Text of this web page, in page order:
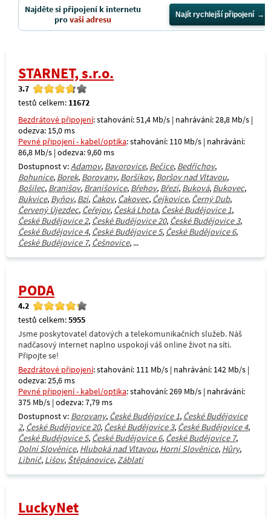
Najděte si připojení k internetu
provaši adresu Najít rychlejší připojení
STARNET, s.r.o.
3.7
testů celkem: 11672
Bezdrátové připojení: stahování: 51,4 Mb/s | nahrávání: 28,8 Mb/s |
odezva: 15,0 ms
Pevné připojení - kabel/optika: stahování: 110 Mb/s | nahrávání:
86,8 Mb/s | odezva: 9,60 ms
Dostupnost v:Adamov, Bavorovice, Bečice, Bedřichov,
Bohunice, Borek, Borovany, Boršíkov, Boršov nad Vltavou,
Bošilec, Branišov, Branišovice, Břehov, Březí, Buková, Bukovec,
Bukvice, Byňov, Bzí, Čakov, Čakovec, Čejkovice, Černý Dub,
Červený Újezdec, Čeřejov, Česká Lhota, České Budějovice 1,
České Budějovice 2, České Budějovice 20, České Budějovice 3,
České Budějovice 4, České Budějovice 5, České Budějovice 6,
České Budějovice 7, Češnovice, ...
PODA
4.2
testů celkem:5955
Jsme poskytovatel datových a telekomunikačních služeb. Náš
nadčasový internet naplno uspokojí váš online život na síti.
Připojte se!
Bezdrátové připojení: stahování: 111 Mb/s | nahrávání: 142 Mb/s |
odezva: 25,6 ms
Pevné připojení - kabel/optika: stahování: 269 Mb/s | nahrávání:
375 Mb/s | odezva: 7,79 ms
Dostupnost v: Borovany, České Budějovice 1, České Budějovice
2, České Budějovice 20, České Budějovice 3, České Budějovice 4,
České Budějovice 5, České Budějovice 6, České Budějovice 7,
Dolní Slověnice, Hluboká nad Vltavou, Horní Slověnice, Hůry,
Libníč, Lišov, Štěpánovice,Záblatí
LuckyNet